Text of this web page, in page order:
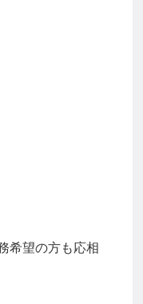
希望の方も応相